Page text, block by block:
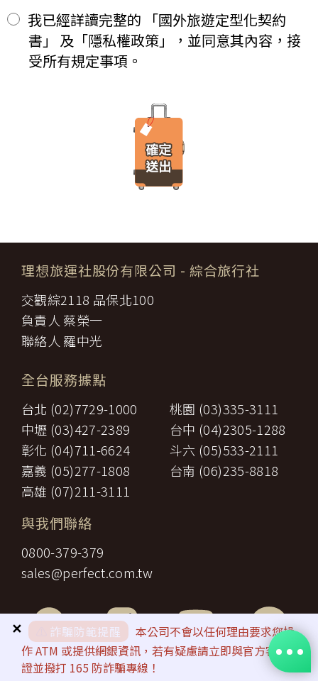
二、
其餘款項以_______ (現金、信用卡、轉帳、支票等方式)於出發
前三日或說明會時繳清。
前項之特別約定，除經雙方同意並增訂其他協議事項於本契約第三十
七條，乙方不得以任何名義要求增加旅遊費用。
第六條（旅客怠於給付旅遊費用之效力）
之費用，依第十三條約定辦理；乙方如有其他損害，並得請求賠償。
旅遊需甲方之行為始能完成，而甲方不為其行為者，乙方得定相當期
限，催告甲方為之。甲方逾期不為其行為者，乙方得終止契約，並得
請求賠償因契約終止而生之損害。
旅遊開始後，乙方依前項規定終止契約時，甲方得請求乙方墊付費用
甲方依第五條約定繳納之旅遊費用，除雙方依第三十七條另有約定以
一、
代辦證件之行政規費：乙方代理甲方辦理出國所需之手續費及
二、交通運輸費：旅程所需各種交通運輸之費用。
餐飲費：旅程中所列應由乙方安排之餐飲費用。
四、
住宿費：旅程中所列住宿及旅館之費用，如甲方需要單人房，
經乙方同意安排者，甲方應補繳所需差額。
六、
用。
七、 送費用及團體行李接送人員之小費，行李數量之重量依航空公
司規定辦理。
八、 稅捐：各地機場服務稅捐及團體餐宿稅捐。
九、 服務費：領隊及其他乙方為甲方安排服務人員之報酬。
十、 保險費：責任保險及履約保證保險。
前項第二款交通運輸費及第五款遊覽費用，其費用於契約簽訂後經政
府機關或經營管理業者公布調高或調低逾百分之十者，應由甲方補
第一項第二款至第五款之年長者門票減免、兒童住宿不佔床及各項優
求如實退還差額。
第九條（旅遊費用所未涵蓋項目）
第五條之旅遊費用，除雙方依第三十七條另有約定者外，不包含下列
一、非本旅遊契約所列行程之一切費用。
二、
甲方之個人費用：如自費行程費用、行李超重費、飲料及酒
類、洗衣、電話、網際網路使用費、私人交通費、行程外陪同
購物之報酬、自由活動費、個人傷病醫療費、宜自行給與提供
個人服務者（如旅館客房服務人員）之小費或尋回遺失物費用
定，取消或限制此項功能。
「理想旅遊」網站自動接收並紀錄您瀏覽或查詢時所產生的相關記
錄，這是系統本身所自行記錄的行為，記錄包括您使用連線設備的
IP 位址、使用時間、使用的瀏覽器、瀏覽及點選資料紀錄…等。這
些系統自動記錄的資料無法直接辨識個人身份，僅用於分析網站流
當您經由「理想旅遊」網站交易平台進行線上報名，為瞭解您購買
產品或服務的類別與數量，以及付款人、收受貨款資料，「理想旅
遊」網站將會以線上或離線方式，蒐集您主動提供所購買產品或服
務內容（如品名、數量、金額等）、付款人資料（如姓名、電子郵
件、地址、郵遞區號、電話、生日、性別、職業和個人興趣等）、
收貨人資料（如姓名、電話、地址、郵遞區號等）、付款資料（如
GlobalTrust SSL 網站伺服器數位憑證機制，您的訂單在線上交易
理（即表示您傳送的資料正經過 SSL 保密機制的防護中，就算中
【隱私權保護政策修訂】
「理想旅遊」網站保有修訂本政策之權利。當「理想旅遊」網站在
使用個人資料的規定上作出大修改時，會在網頁上張貼告示，通知
您相關事項。
尊重智慧財產權為全民應盡義務，「理想旅遊」網站所有程式、網
產權，任何人不得逕自使用、修改、重製、公開播送、改作、散
布、發行、公開發表、進行還原工程、解編或反向組譯。若需引用
或轉載，請事先依法取得「理想旅遊」或相關權利人之書面同意。
【我們對保護您隱私權的承諾】
為確保您的個人資料安全，我們傳遞所有隱私權與安全準則予「理
想旅遊」公司員工，並在公司內落實隱私權防護措施。
【隱私權問題】
本服務條款之解釋與適用，以及相關爭議，均應依照中華民國法律
予以處理，並以台灣台北地方法院為第一審管轄法院。若您對在
繫。
我已經詳讀完整的 「國外旅遊定型化契約
書」 及「隱私權政策」，並同意其內容，接
受所有規定事項。
詐騙防範提醒
本公司不會以任何理由要求您操
作 ATM 或提供網銀資訊，若有疑慮請立即與官方客服查
證並撥打 165 防詐騙專線！
✕
理想旅運社股份有限公司 - 綜合旅行社
交觀綜2118 品保北100
負責人 蔡榮一
聯絡人 羅中光
全台服務據點
台北 (02)7729-1000
桃園 (03)335-3111
中壢 (03)427-2389
台中 (04)2305-1288
彰化 (04)711-6624
斗六 (05)533-2111
嘉義 (05)277-1808
台南 (06)235-8818
高雄 (07)211-3111
與我們聯絡
0800-379-379
sales@perfect.com.tw